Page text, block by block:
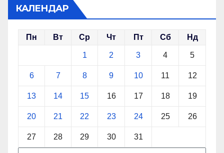
КАЛЕНДАР
Пн Вт Ср Чт Пт Сб Нд
1 2 3 4 5
6 7 8 9 10 11 12
13 14 15 16 17 18 19
20 21 22 23 24 25 26
27 28 29 30 31